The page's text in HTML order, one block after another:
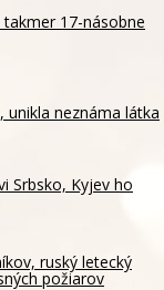
17-násobne
unikla neznáma látka
Srbsko, Kyjev ho
ruský letecký
požiarov